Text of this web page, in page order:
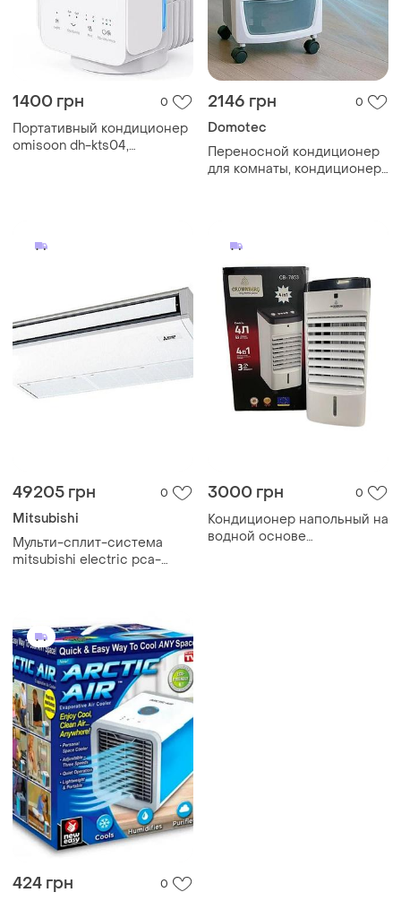
1400 грн 0
Портативный кондиционер
omisoon dh-kts04,
2146 грн 0
Domotec
Переносной кондиционер
для комнаты, кондиционер
49205 грн 0
Mitsubishi
Мульти-сплит-система
mitsubishi electric pca-
3000 грн 0
Кондиционер напольный на
водной основе
424 грн 0